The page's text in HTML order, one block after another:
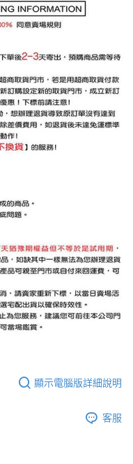
顯示電腦版詳細說明
客服